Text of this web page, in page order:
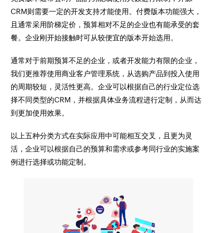
CRM则需要一定的开发支持才能使用。付费版本功能强大，
且通常采用阶梯定价，预算相对不足的企业也有能承受的套
餐。企业刚开始接触时可从较便宜的版本开始选用。
通常对于前期预算不足的企业，或者开发能力有限的企业，
我们更推荐使用商业客户管理系统，从选购产品到投入使用
的周期较短，灵活性更高。企业可以根据自己的行业定位选
择不同类型的CRM，并根据具体业务流程进行定制，从而达
到更加使用效果。
以上五种分类方式在实际应用中可能相互交叉，且更为灵
活，企业可以根据自己的预算和需求或参考同行业的实施案
例进行选择或功能定制。